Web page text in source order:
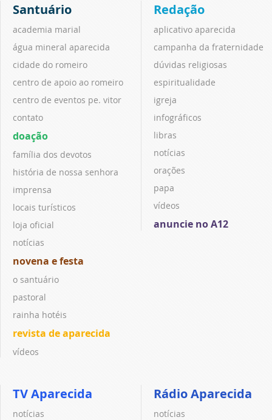
Santuário
academia marial
água mineral aparecida
cidade do romeiro
centro de apoio ao romeiro
centro de eventos pe. vitor
contato
doação
família dos devotos
história de nossa senhora
imprensa
locais turísticos
loja oficial
notícias
novena e festa
o santuário
pastoral
rainha hotéis
revista de aparecida
vídeos
Redação
aplicativo aparecida
campanha da fraternidade
dúvidas religiosas
espiritualidade
igreja
infográficos
libras
notícias
orações
papa
vídeos
anuncie no A12
TV Aparecida
notícias
Rádio Aparecida
notícias